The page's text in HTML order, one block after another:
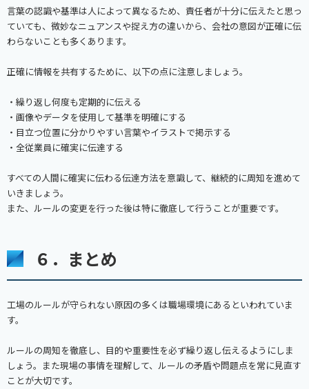
言葉の認識や基準は人によって異なるため、責任者が十分に伝えたと思っ
ていても、微妙なニュアンスや捉え方の違いから、会社の意図が正確に伝
わらないことも多くあります。
正確に情報を共有するために、以下の点に注意しましょう。
・繰り返し何度も定期的に伝える
・画像やデータを使用して基準を明確にする
・目立つ位置に分かりやすい言葉やイラストで掲示する
・全従業員に確実に伝達する
すべての人間に確実に伝わる伝達方法を意識して、継続的に周知を進めて
いきましょう。
また、ルールの変更を行った後は特に徹底して行うことが重要です。
６．まとめ
工場のルールが守られない原因の多くは職場環境にあるといわれていま
す。
ルールの周知を徹底し、目的や重要性を必ず繰り返し伝えるようにしま
しょう。また現場の事情を理解して、ルールの矛盾や問題点を常に見直す
ことが大切です。